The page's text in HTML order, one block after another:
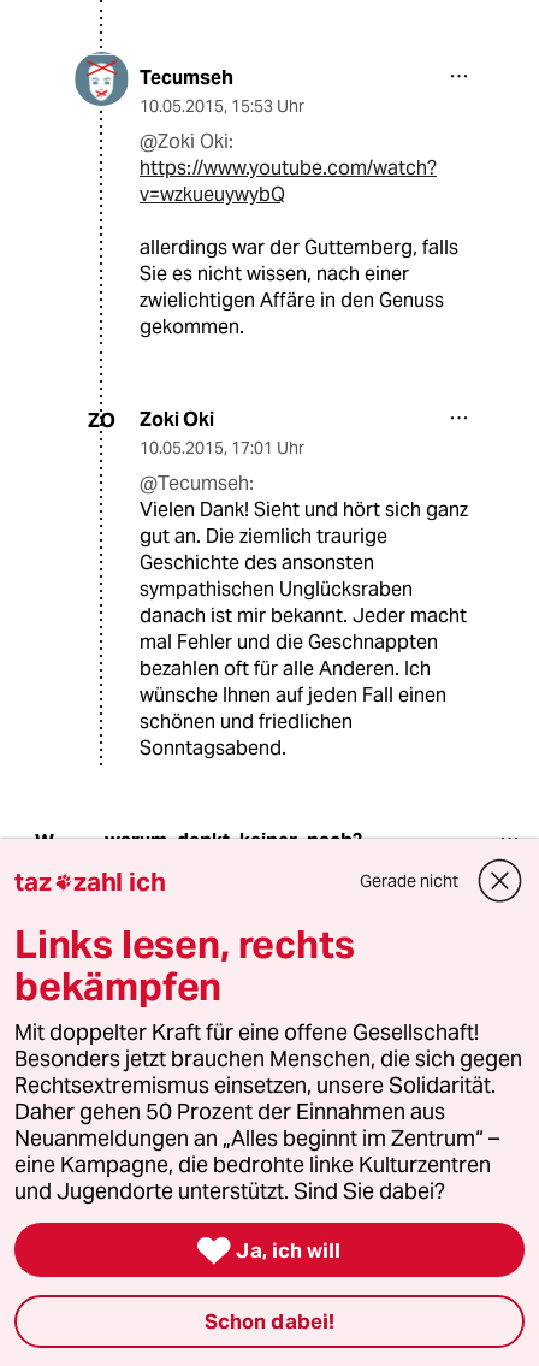
Tecumseh
10.05.2015, 15:53 Uhr
@Zoki Oki:
https://www.youtube.com/watch?
v=wzkueuywybQ
allerdings war der Guttemberg, falls
Sie es nicht wissen, nach einer
zwielichtigen Affäre in den Genuss
gekommen.
ZO Zoki Oki
10.05.2015, 17:01 Uhr
@Tecumseh:
Vielen Dank! Sieht und hört sich ganz
gut an. Die ziemlich traurige
Geschichte des ansonsten
sympathischen Unglücksraben
danach ist mir bekannt. Jeder macht
mal Fehler und die Geschnappten
bezahlen oft für alle Anderen. Ich
wünsche Ihnen auf jeden Fall einen
schönen und friedlichen
Sonntagsabend.
W warum_denkt_keiner_nach?
09.05.2015
„…der für zwei Mann Besatzung ausgelegt ist.“
In allen Quellen ist von 3
Besatzungsmitgliedern die Rede.
„Die Staatschefs der ehemaligen Alliierten-
Koalition blieben wegen des Konflikts in der
Ukraine fern.“
China, Indien, Kuba, Venezuela, Ägypten. Das
sind nur ein paar Länder, die ebenfalls zur Anti-
Hitler-Koalition gehört haben und deren
Staatschefs da waren.
„Putin erwähnte auch die ungeheuren Opfer
nicht, die besonders die Ukraine im Kampf
gegen Nazideutschland zu beklagen hatte.“
taz zahl ich Gerade nicht
Links lesen, rechts
bekämpfen
Mit doppelter Kraft für eine offene Gesellschaft!
Besonders jetzt brauchen Menschen, die sich gegen
Rechtsextremismus einsetzen, unsere Solidarität.
Daher gehen 50 Prozent der Einnahmen aus
Neuanmeldungen an „Alles beginnt im Zentrum“ –
eine Kampagne, die bedrohte linke Kulturzentren
und Jugendorte unterstützt. Sind Sie dabei?
 Ja, ich will
Schon dabei!